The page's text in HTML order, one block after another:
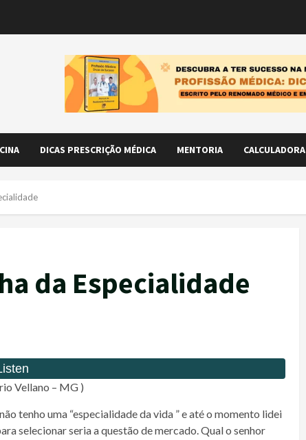
DICAS PRESCRIÇÃO MÉDICA MENTORIA CALCULADORA
da Especialidade
Vellano – MG )
tenho uma “especialidade da vida ” e até o momento lidei
selecionar seria a questão de mercado. Qual o senhor